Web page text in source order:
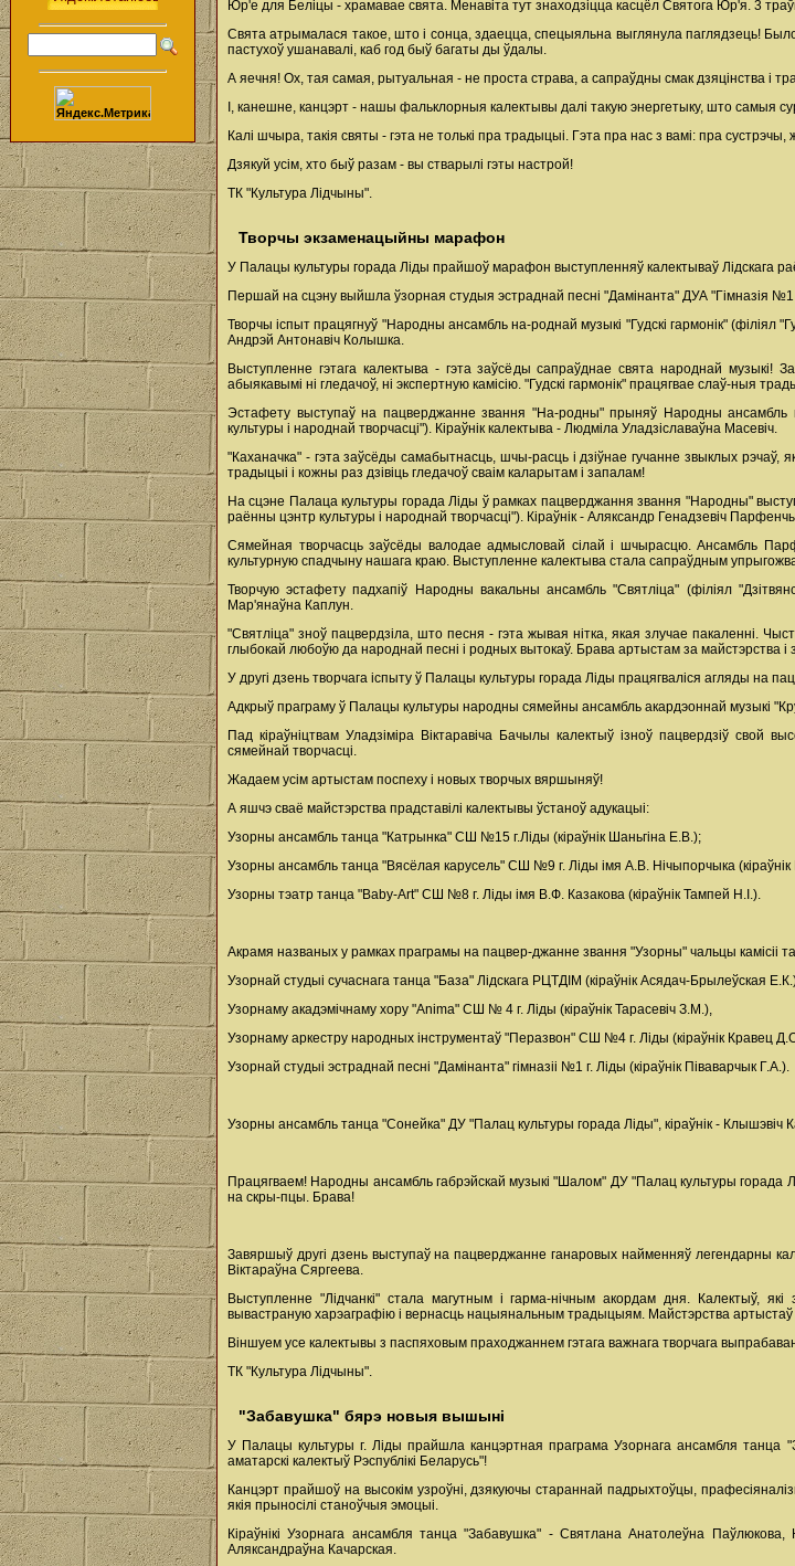
Юр'е для Беліцы - храмавае свята. Менавіта тут знаходзіцца касцёл Святога Юр'я. 3
Свята атрымалася такое, што і сонца, здаецца, спецыяльна выглянула паглядзець! Было
пастухоў ушанавалі, каб год быў багаты ды ўдалы.
А яечня! Ох, тая самая, рытуальная - не проста страва, а сапраўдны смак дзяцінства і
І, канешне, канцэрт - нашы фальклорныя калектывы далі такую энергетыку, што самыя
Калі шчыра, такія святы - гэта не толькі пра традыцыі. Гэта пра нас з вамі: пра
Дзякуй усім, хто быў разам - вы стварылі гэты настрой!
ТК "Культура Лідчыны".
Творчы экзаменацыйны марафон
У Палацы культуры горада Ліды прайшоў марафон выступленняў калектываў Лідскага
Першай на сцэну выйшла ўзорная студыя эстраднай песні "Дамінанта" ДУА "Гімназія №1
Творчы іспыт працягнуў "Народны ансамбль на-роднай музыкі "Гудскі гармонік" (філіял
Андрэй Антонавіч Колышка.
Выступленне гэтага калектыва - гэта заўсёды сапраўднае свята народнай музыкі!
абыякавымі ні гледачоў, ні экспертную камісію. "Гудскі гармонік" працягвае слаў-
Эстафету выступаў на пацверджанне звання "На-родны" прыняў Народны ансамбль
культуры і народнай творчасці"). Кіраўнік калектыва - Людміла Уладзіславаўна Масевіч.
"Каханачка" - гэта заўсёды самабытнасць, шчы-расць і дзіўнае гучанне звыклых
традыцыі і кожны раз дзівіць гледачоў сваім каларытам і запалам!
На сцэне Палаца культуры горада Ліды ў рамках пацверджання звання "Народны"
раённы цэнтр культуры і народнай творчасці"). Кіраўнік - Аляксандр Генадзевіч
Сямейная творчасць заўсёды валодае адмысловай сілай і шчырасцю. Ансамбль
культурную спадчыну нашага краю. Выступленне калектыва стала сапраўдным
Творчую эстафету падхапіў Народны вакальны ансамбль "Святліца" (філіял
Мар'янаўна Каплун.
"Святліца" зноў пацвердзіла, што песня - гэта жывая нітка, якая злучае пакаленні.
глыбокай любоўю да народнай песні і родных вытокаў. Брава артыстам за
У другі дзень творчага іспыту ў Палацы культуры горада Ліды працягваліся агляды на
Адкрыў праграму ў Палацы культуры народны сямейны ансамбль акардэоннай музыкі
Пад кіраўніцтвам Уладзіміра Віктаравіча Бачылы калектыў ізноў пацвердзіў свой
сямейнай творчасці.
Жадаем усім артыстам поспеху і новых творчых вяршыняў!
А яшчэ сваё майстэрства прадставілі калектывы ўстаноў адукацыі:
Узорны ансамбль танца "Катрынка" СШ №15 г.Ліды (кіраўнік Шаньгіна Е.В.);
Узорны ансамбль танца "Вясёлая карусель" СШ №9 г. Ліды імя А.В. Нічыпорчыка
Узорны тэатр танца "Baby-Art" СШ №8 г. Ліды імя В.Ф. Казакова (кіраўнік Тампей Н.І.).
Акрамя названых у рамках праграмы на пацвер-джанне звання "Узорны" чальцы камісіі
Узорнай студыі сучаснага танца "База" Лідскага РЦТДІМ (кіраўнік Асядач-Брылеўская
Узорнаму акадэмічнаму хору "Anima" СШ № 4 г. Ліды (кіраўнік Тарасевіч З.М.),
Узорнаму аркестру народных інструментаў "Перазвон" СШ №4 г. Ліды (кіраўнік Кравец
Узорнай студыі эстраднай песні "Дамінанта" гімназіі №1 г. Ліды (кіраўнік Піваварчык Г.А.).
Узорны ансамбль танца "Сонейка" ДУ "Палац культуры горада Ліды", кіраўнік - Клышэвіч
Працягваем! Народны ансамбль габрэйскай музыкі "Шалом" ДУ "Палац культуры горада
на скры-пцы. Брава!
Завяршыў другі дзень выступаў на пацверджанне ганаровых найменняў легендарны
Віктараўна Сяргеева.
Выступленне "Лідчанкі" стала магутным і гарма-нічным акордам дня. Калектыў,
вывастраную харэаграфію і вернасць нацыянальным традыцыям. Майстэрства
Віншуем усе калектывы з паспяховым праходжаннем гэтага важнага творчага
ТК "Культура Лідчыны".
"Забавушка" бярэ новыя вышыні
У Палацы культуры г. Ліды прайшла канцэртная праграма Узорнага ансамбля
аматарскі калектыў Рэспублікі Беларусь"!
Канцэрт прайшоў на высокім узроўні, дзякуючы стараннай падрыхтоўцы,
якія прыносілі станоўчыя эмоцыі.
Кіраўнікі Узорнага ансамбля танца "Забавушка" - Святлана Анатолеўна
Аляксандраўна Качарская.